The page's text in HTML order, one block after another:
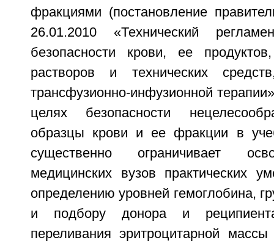
фракциями (постановление
26.01.2010 «Технический
безопасности крови, ее
растворов и технических
трансфузионно-инфузионной
целях безопасности
образцы крови и ее фракции в
существенно ограничивает
медицинских вузов практических
определению уровней гемоглобина,
и подбору донора и
переливания эритроцитарной